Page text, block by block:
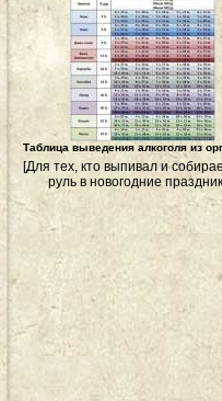
Таблица выведения алкоголя из
[Для тех, кто выпивал и
руль в новогодние